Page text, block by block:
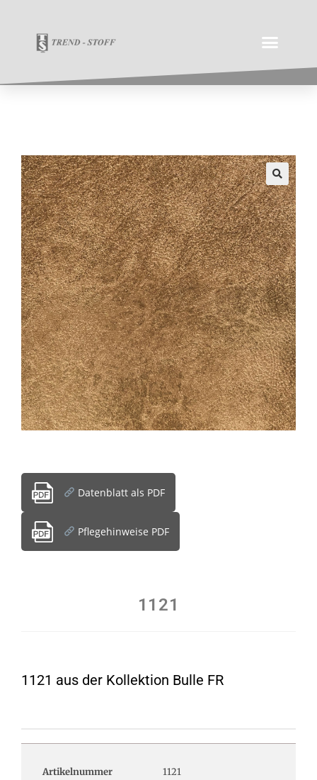
Datenblatt als PDF
Pflegehinweise PDF
1121
1121 aus der Kollektion Bulle FR
Artikelnummer 1121